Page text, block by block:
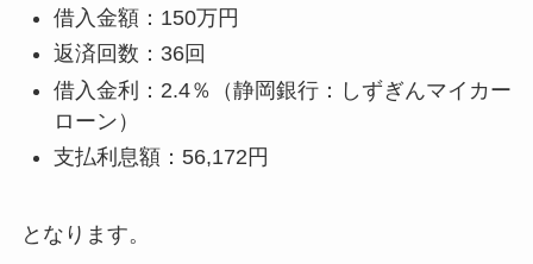
借入金額：150万円
返済回数：36回
借入金利：2.4％（静岡銀行：しずぎんマイカー
ローン）
支払利息額：56,172円
となります。